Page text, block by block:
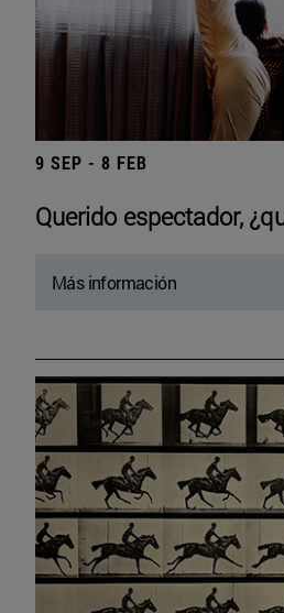
9 SEP - 8 FEB
Querido espectador,
Más información